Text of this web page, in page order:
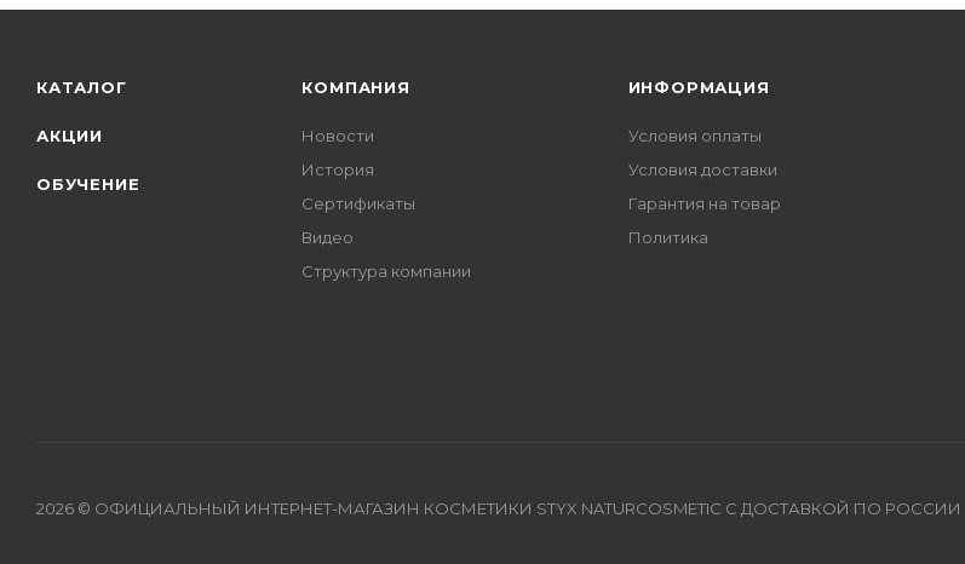
КАТАЛОГ
АКЦИИ
ОБУЧЕНИЕ
КОМПАНИЯ
Новости
История
Сертификаты
Видео
Структура компании
ИНФОРМАЦИЯ
Условия оплаты
Условия доставки
Гарантия на товар
Политика
2026 © ОФИЦИАЛЬНЫЙ ИНТЕРНЕТ-МАГАЗИН КОСМЕТИКИ STYX NATURCOSMETIC С ДОСТАВКОЙ ПО РОССИИ